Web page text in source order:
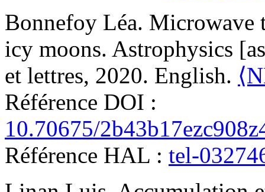
Bonnefoy Léa. Microwave
icy moons. Astrophysics
et lettres, 2020. English.
Référence DOI :
10.70675/
Référence HAL : tel-